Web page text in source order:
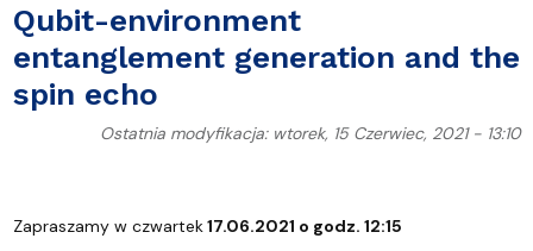
Qubit-environment
entanglement generation and the
spin echo
Ostatnia modyfikacja: wtorek, 15 Czerwiec, 2021 - 13:10
Zapraszamy w czwartek 17.06.2021 o godz. 12:15